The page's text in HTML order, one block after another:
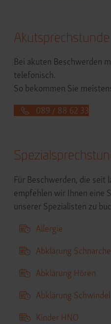
Akutsprechstunde
Bei akuten Beschwerden
telefonisch.
So bekommen Sie
089 / 88 62 33
Für Beschwerden, die seit
empfehlen wir Ihnen eine
unserer Spezialisten zu
Allergie
Abklärung
Abklärung Hören
Abklärung Schwindel
Kinder HNO